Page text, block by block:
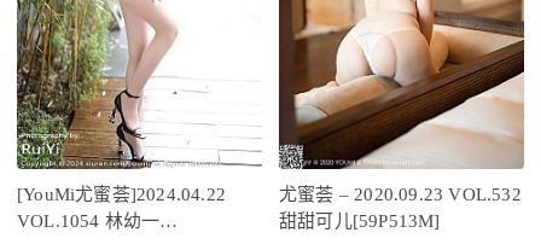
[YouMi尤蜜荟]2024.04.22
VOL.1054 林幼一
尤蜜荟 – 2020.09.23 VOL.532
甜甜可儿[59P513M]